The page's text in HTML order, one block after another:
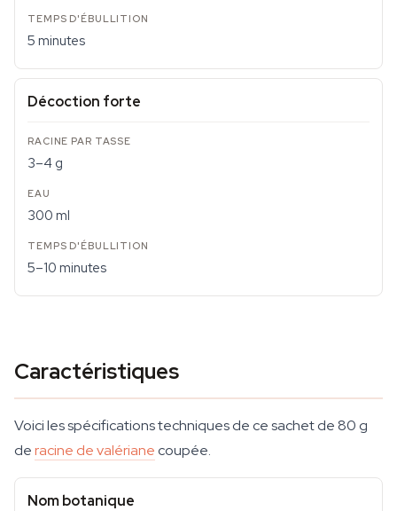
5 minutes
Décoction forte
3–4 g
300 ml
5–10 minutes
Caractéristiques
Voici les spécifications techniques de ce sachet de 80 g
deracine de valériane coupée.
Nom botanique